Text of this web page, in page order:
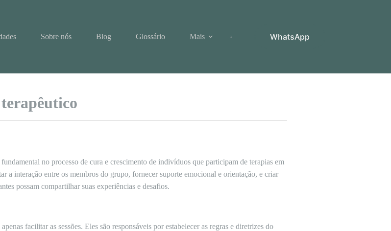
Sobre nós Blog Glossário Mais WhatsApp
no processo de cura e crescimento de indivíduos que participam de terapias em
a interação entre os membros do grupo, fornecer suporte emocional e orientação, e criar
possam compartilhar suas experiências e desafios.
facilitar as sessões. Eles são responsáveis por estabelecer as regras e diretrizes do